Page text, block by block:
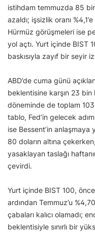
istihdam temmuzda 85
azaldı; işsizlik oranı
Hürmüz görüşmeleri ise
yol açtı. Yurt içinde BIST
baskısıyla zayıf bir seyir
ABD’de cuma günü
beklentisine karşın 23
döneminde de toplam 103
tablo, Fed’in gelecek
ise Bessent’in anlaşmaya
80 doların altına
yasaklayan taslağı
çevirdi.
Yurt içinde BIST 100,
ardından Temmuz’u
çabaları kalıcı olamadı;
beklentisiyle sınırlı bir